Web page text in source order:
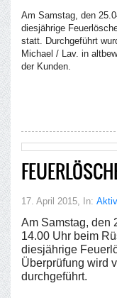
Am Samstag, den
diesjährige
statt. Durchgeführt
Michael / Lav. in
der Kunden.
17. April 2015, In:
Am Samstag, den
14.00 Uhr beim
diesjährige
Überprüfung wird
durchgeführt.